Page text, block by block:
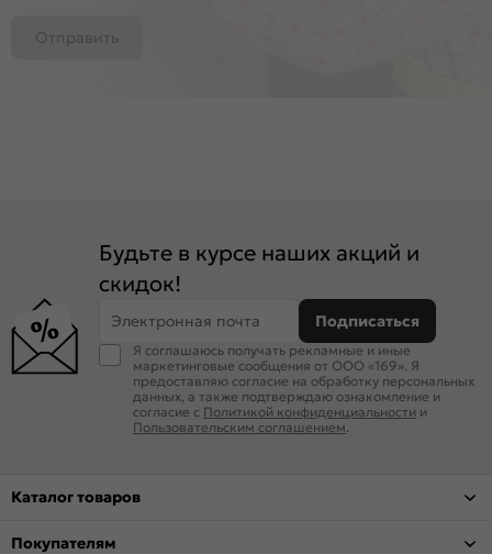
Отправить
Будьте в курсе наших акций и
скидок!
Электронная почта Подписаться
Я соглашаюсь получать рекламные и иные
маркетинговые сообщения от ООО «169». Я
предоставляю согласие на обработку персональных
данных, а также подтверждаю ознакомление и
согласие с Политикой конфиденциальности и
Пользовательским соглашением
Каталог товаров
Покупателям